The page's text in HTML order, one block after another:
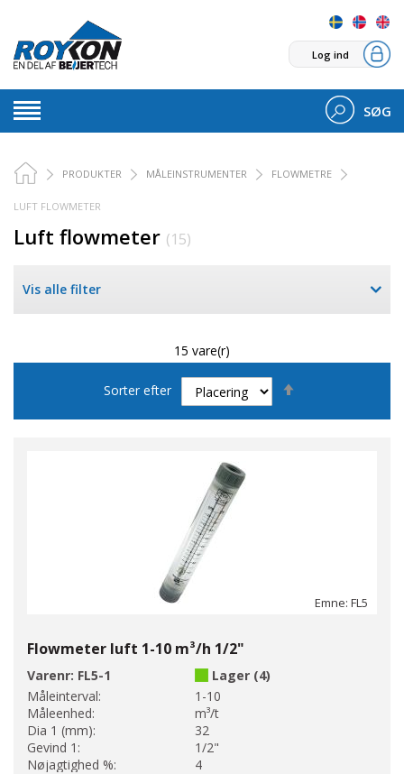
Log ind
SØG
PRODUKTER MÅLEINSTRUMENTER FLOWMETRE
LUFT FLOWMETER
Luft flowmeter (15)
Vis alle filter
15 vare(r)
Sorter efter
Emne: FL5
Flowmeter luft 1-10 m³/h 1/2"
Varenr: FL5-1
Lager (4)
Måleinterval:
1-10
Måleenhed:
m³/t
Dia 1 (mm):
32
Gevind 1:
1/2"
Nøjagtighed %:
4